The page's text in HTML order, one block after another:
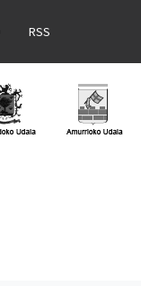
RSS